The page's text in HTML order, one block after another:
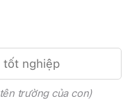
trường của con)